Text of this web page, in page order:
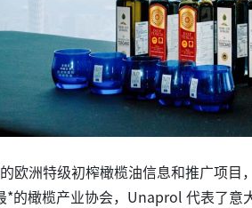
欧洲特级初榨橄榄油信息和推广项目
*的橄榄产业协会，Unaprol 代表了意